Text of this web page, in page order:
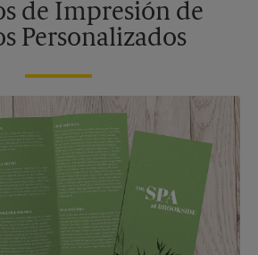
de Impresión de
Personalizados